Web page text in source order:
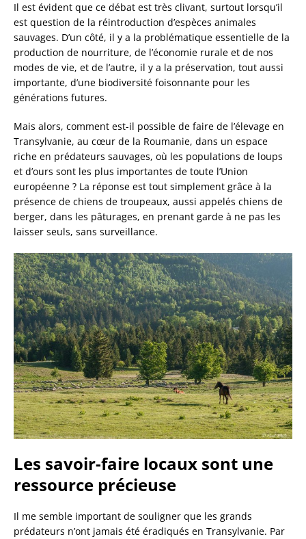
Il est évident que ce débat est très clivant, surtout lorsqu’il
est question de la réintroduction d’espèces animales
sauvages. D’un côté, il y a la problématique essentielle de la
production de nourriture, de l’économie rurale et de nos
modes de vie, et de l’autre, il y a la préservation, tout aussi
importante, d’une biodiversité foisonnante pour les
générations futures.
Mais alors, comment est-il possible de faire de l’élevage en
Transylvanie, au cœur de la Roumanie, dans un espace
riche en prédateurs sauvages, où les populations de loups
et d’ours sont les plus importantes de toute l’Union
européenne ? La réponse est tout simplement grâce à la
présence de chiens de troupeaux, aussi appelés chiens de
berger, dans les pâturages, en prenant garde à ne pas les
laisser seuls, sans surveillance.
Les savoir-faire locaux sont une
ressource précieuse
Il me semble important de souligner que les grands
prédateurs n’ont jamais été éradiqués en Transylvanie. Par